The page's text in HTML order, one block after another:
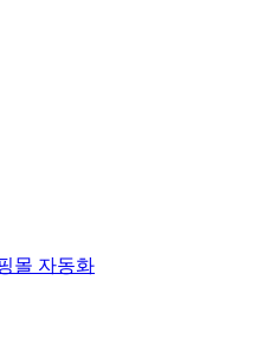
몰 자동화